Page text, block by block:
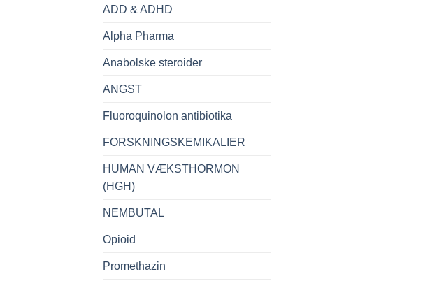
ADD & ADHD
Alpha Pharma
Anabolske steroider
ANGST
Fluoroquinolon antibiotika
FORSKNINGSKEMIKALIER
HUMAN VÆKSTHORMON
(HGH)
NEMBUTAL
Opioid
Promethazin